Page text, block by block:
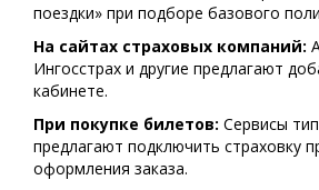
поездки» при подборе базового
На сайтах страховых компаний:
Ингосстрах и другие предлагают
кабинете.
При покупке билетов: Сервисы
предлагают подключить страховку
оформления заказа.